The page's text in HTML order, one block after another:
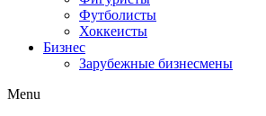
Футболисты
Хоккеисты
Бизнес
Зарубежные бизнесмены
Menu